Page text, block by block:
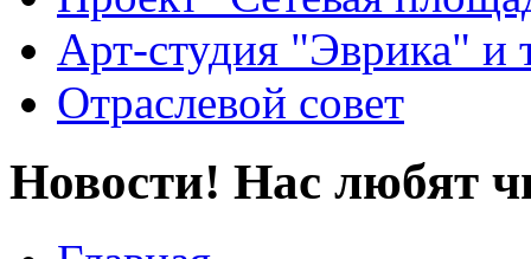
Арт-студия "Эврика" и
Отраслевой совет
Новости! Нас любят